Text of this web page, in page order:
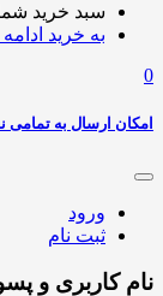
سبد خرید
به خرید ادامه
0
امکان ارسال به تمامی
ورود
ثبت نام
نام کاربری و